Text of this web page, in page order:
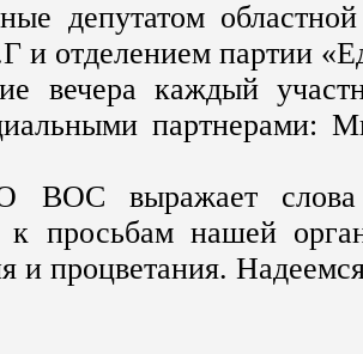
депутатом
и отделением партии
вечера каждый
партнерами:
ВОС выражает слова
к просьбам нашей
и процветания.